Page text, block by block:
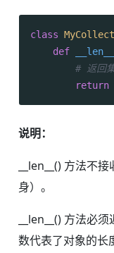
class
def
__len__
# 返回
return
说明：
__len__() 方法不
身）。
__len__() 方法必
数代表了对象的长